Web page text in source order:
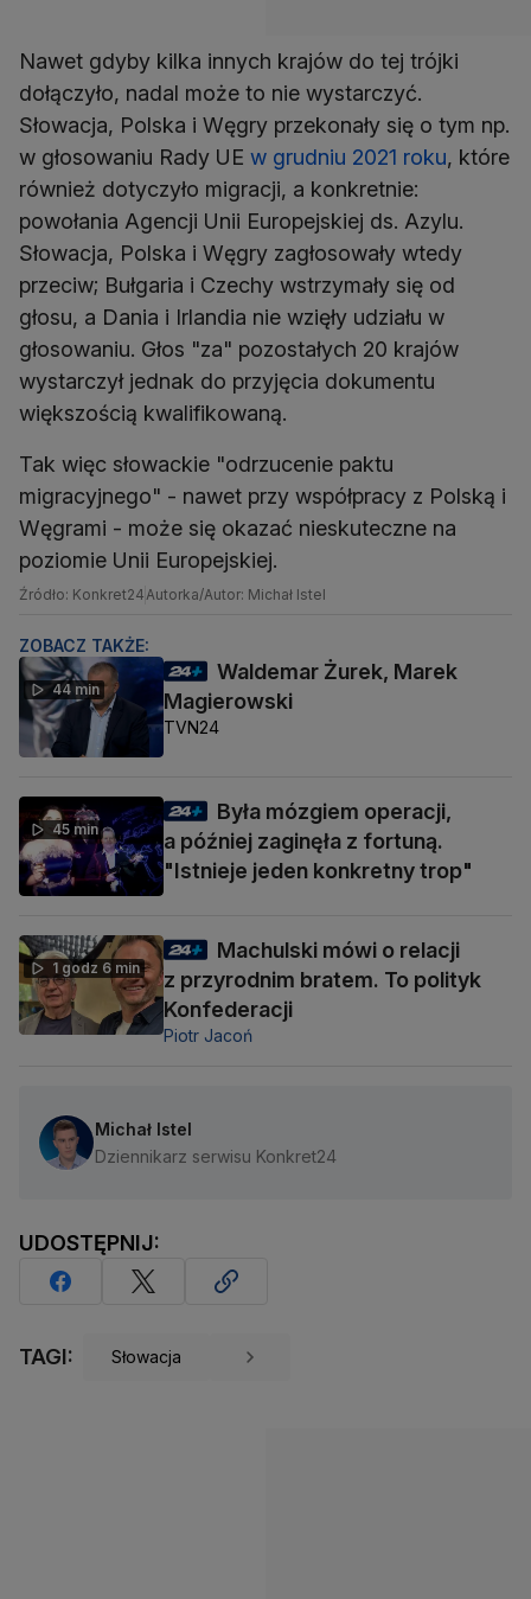
Nawet gdyby kilka innych krajów do tej trójki
dołączyło, nadal może to nie wystarczyć.
Słowacja, Polska i Węgry przekonały się o tym np.
w głosowaniu Rady UE w grudniu 2021 roku, które
również dotyczyło migracji, a konkretnie:
powołania Agencji Unii Europejskiej ds. Azylu.
Słowacja, Polska i Węgry zagłosowały wtedy
przeciw; Bułgaria i Czechy wstrzymały się od
głosu, a Dania i Irlandia nie wzięły udziału w
głosowaniu. Głos "za" pozostałych 20 krajów
wystarczył jednak do przyjęcia dokumentu
większością kwalifikowaną.
Tak więc słowackie "odrzucenie paktu
migracyjnego" - nawet przy współpracy z Polską i
Węgrami - może się okazać nieskuteczne na
poziomie Unii Europejskiej.
Źródło: Konkret24Autorka/Autor: Michał Istel
ZOBACZ TAKŻE:
44 min
Waldemar Żurek, Marek
Magierowski
TVN24
45 min
Była mózgiem operacji,
a później zaginęła z fortuną.
"Istnieje jeden konkretny trop"
1 godz 6 min
Machulski mówi o relacji
z przyrodnim bratem. To polityk
Konfederacji
Piotr Jacoń
Michał Istel
Dziennikarz serwisu Konkret24
UDOSTĘPNIJ:
TAGI: Słowacja